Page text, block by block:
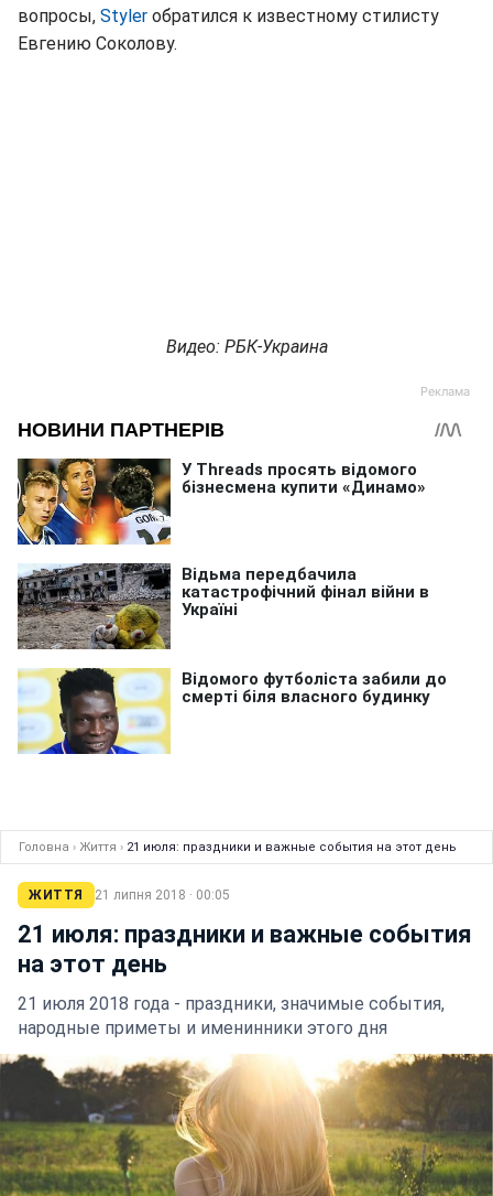
вопросы, Styler обратился к известному стилисту
Евгению Соколову.
Видео: РБК-Украина
Головна › Життя › 21 июля: праздники и важные события на этот день
ЖИТТЯ 21 липня 2018 · 00:05
21 июля: праздники и важные события
на этот день
21 июля 2018 года - праздники, значимые события,
народные приметы и именинники этого дня